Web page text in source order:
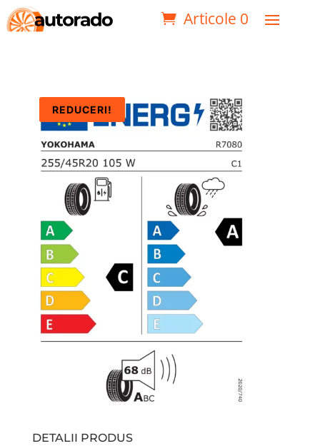
Articole 0
REDUCERI!
DETALII PRODUS